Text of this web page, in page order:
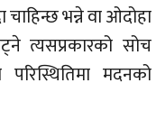
भन्ने वा ओदोहा
त्यसप्रकारको सोच
मदनको